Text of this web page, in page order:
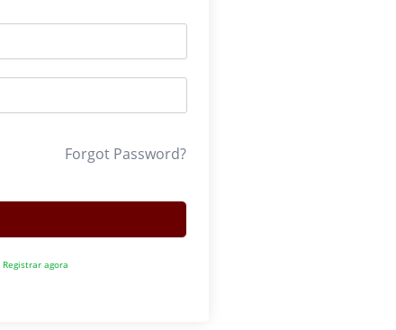
Forgot Password?
Registrar agora